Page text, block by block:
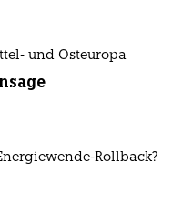
und Osteuropa
Rollback?